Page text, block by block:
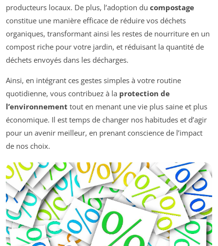
producteurs locaux. De plus, l’adoption du compostage
constitue une manière efficace de réduire vos déchets
organiques, transformant ainsi les restes de nourriture en un
compost riche pour votre jardin, et réduisant la quantité de
déchets envoyés dans les décharges.
Ainsi, en intégrant ces gestes simples à votre routine
quotidienne, vous contribuez à la protection de
l’environnement tout en menant une vie plus saine et plus
économique. Il est temps de changer nos habitudes et d’agir
pour un avenir meilleur, en prenant conscience de l’impact
de nos choix.